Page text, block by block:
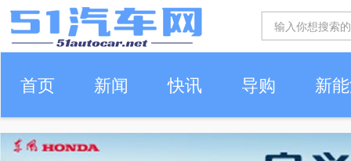
首页 新闻 快讯 导购 新
车生活